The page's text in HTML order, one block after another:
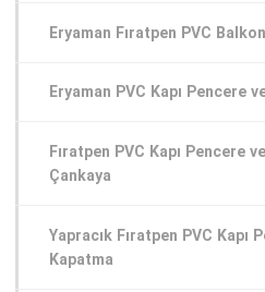
Eryaman Fıratpen PVC
Eryaman PVC Kapı Pencere
Fıratpen PVC Kapı Pencere
Çankaya
Yapracık Fıratpen PVC Kapı
Kapatma